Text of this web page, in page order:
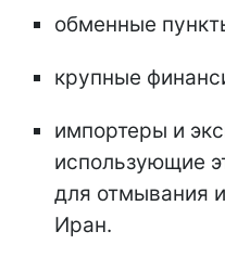
обменные
крупные
импортеры и
использующие
для отмывания
Иран.